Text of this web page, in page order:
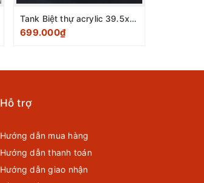
Tank Biệt thự acrylic 39.5x20.5x23cm
699.000₫
Hỗ trợ
Hướng dẫn mua hàng
Hướng dẫn thanh toán
Hướng dẫn giao nhận